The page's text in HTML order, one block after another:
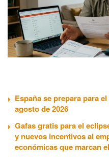
España se prepara para
agosto de 2026
Gafas gratis para el
y nuevos incentivos al
económicas que marcan